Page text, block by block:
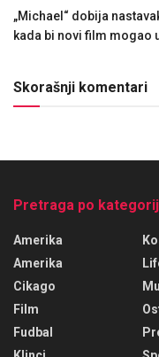
„Michael“ dobija
kada bi novi film mogao
Skorašnji komentari
Pretraga po
Amerika
Amerika
Cikago
Film
Fudbal